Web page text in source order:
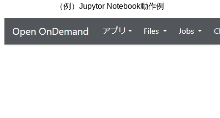
（例）Jupytor Notebook動作例